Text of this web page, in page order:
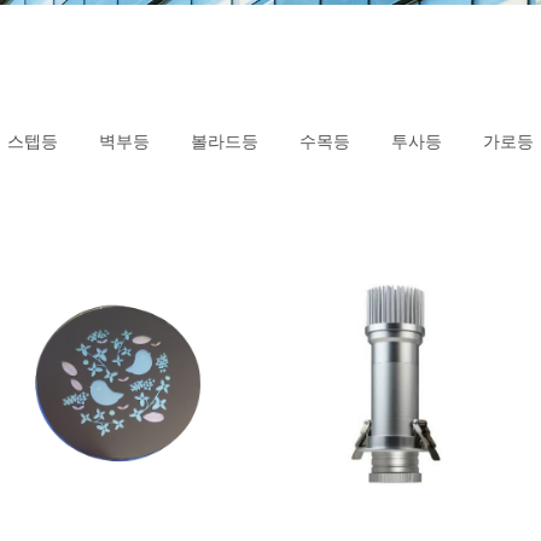
스텝등 벽부등 볼라드등 수목등 투사등 가로등